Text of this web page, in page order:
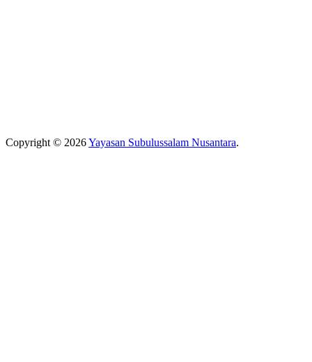
Copyright © 2026Yayasan Subulussalam Nusantara.